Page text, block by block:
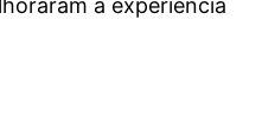
a experiência